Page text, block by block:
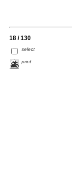
18 / 130
select
print